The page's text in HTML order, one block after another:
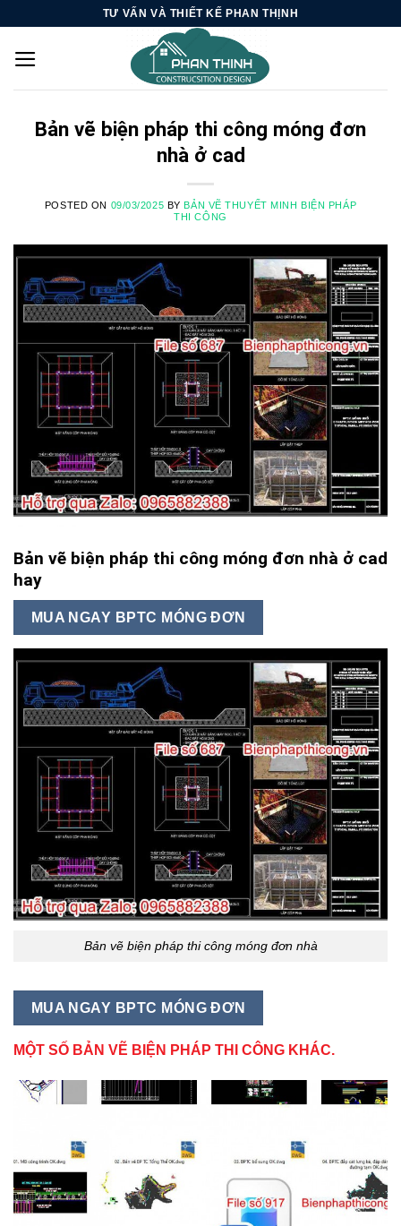
content
TƯ VẤN VÀ THIẾT KẾ PHAN THỊNH
Bản vẽ biện pháp thi công móng đơn
nhà ở cad
POSTED ON 09/03/2025 BYBẢN VẼ THUYẾT MINH BIỆN PHÁP
THI CÔNG
Bản vẽ biện pháp thi công móng đơn nhà ở cad
hay
MUA NGAY BPTC MÓNG ĐƠN
Bản vẽ biện pháp thi công móng đơn nhà
MUA NGAY BPTC MÓNG ĐƠN
MỘT SỐ BẢN VẼ BIỆN PHÁP THI CÔNG KHÁC.